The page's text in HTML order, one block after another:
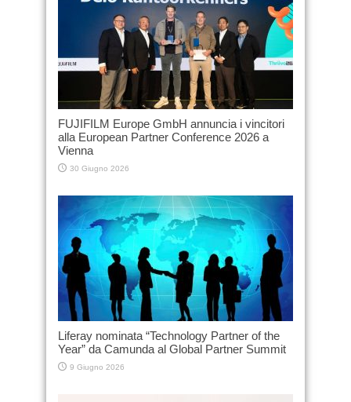
FUJIFILM Europe GmbH annuncia i vincitori
alla European Partner Conference 2026 a
Vienna
30 Giugno 2026
Liferay nominata “Technology Partner of the
Year” da Camunda al Global Partner Summit
9 Giugno 2026